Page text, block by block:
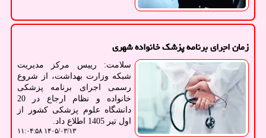
زمان اجرای برنامه پزشک خانواده شهری
سلامت: رییس مرکز مدیریت
شبکه وزارت بهداشت، از شروع
رسمی اجرای برنامه پزشکی
خانواده و نظام ارجاع در 20
دانشگاه علوم پزشکی کشور از
اول تیر 1405 اطلاع داد.
۱۴۰۵/۰۳/۱۳ ۱۱:۰۴:۵۸